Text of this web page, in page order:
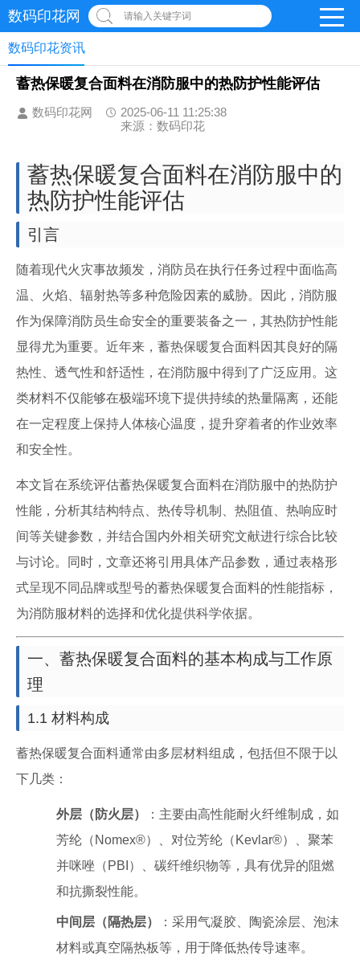
数码印花网 请输入关键字词
数码印花资讯
蓄热保暖复合面料在消防服中的热防护性能评估
数码印花网
2025-06-11 11:25:38
来源：数码印花
蓄热保暖复合面料在消防服中的
热防护性能评估
引言
随着现代火灾事故频发，消防员在执行任务过程中面临高
温、火焰、辐射热等多种危险因素的威胁。因此，消防服
作为保障消防员生命安全的重要装备之一，其热防护性能
显得尤为重要。近年来，蓄热保暖复合面料因其良好的隔
热性、透气性和舒适性，在消防服中得到了广泛应用。这
类材料不仅能够在极端环境下提供持续的热量隔离，还能
在一定程度上保持人体核心温度，提升穿着者的作业效率
和安全性。
本文旨在系统评估蓄热保暖复合面料在消防服中的热防护
性能，分析其结构特点、热传导机制、热阻值、热响应时
间等关键参数，并结合国内外相关研究文献进行综合比较
与讨论。同时，文章还将引用具体产品参数，通过表格形
式呈现不同品牌或型号的蓄热保暖复合面料的性能指标，
为消防服材料的选择和优化提供科学依据。
一、蓄热保暖复合面料的基本构成与工作原
理
1.1 材料构成
蓄热保暖复合面料通常由多层材料组成，包括但不限于以
下几类：
外层（防火层）
：主要由高性能耐火纤维制成，如
芳纶（Nomex®）、对位芳纶（Kevlar®）、聚苯
并咪唑（PBI）、碳纤维织物等，具有优异的阻燃
和抗撕裂性能。
中间层（隔热层）
：采用气凝胶、陶瓷涂层、泡沫
材料或真空隔热板等，用于降低热传导速率。